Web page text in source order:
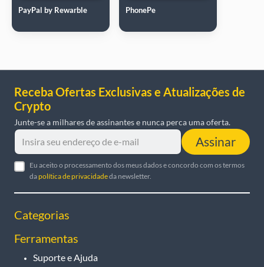
PayPal by Rewarble PhonePe
Receba Ofertas Exclusivas e Atualizações de
Crypto
Junte-se a milhares de assinantes e nunca perca uma oferta.
Assinar
Eu aceito o processamento dos meus dados e concordo com os termos
dapolítica de privacidadeda newsletter.
Categorias
Ferramentas
Suporte e Ajuda